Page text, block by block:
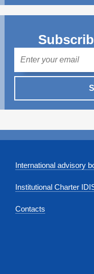
International advisory
Institutional Charter
Contacts